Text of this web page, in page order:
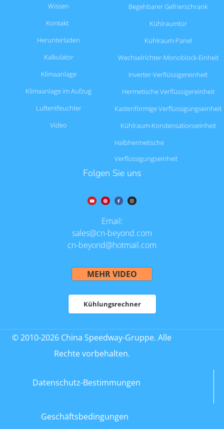
Wissen
Kontakt
Herunterladen
Kalkulator
Klimaanlage
Klimaanlage im Aufzug
Luftentfeuchter
Video
Begehbarer Gefrierschrank
Kühlraumtür
Kühlraum-Panel
Wechselrichter-Monoblock-Einheit
Inverter-Verflüssigereinheit
Hermetische Verflüssigereinheit
Kastenförmige Verflüssigungseinheit
Kühlraum-Kondensationseinheit
Halbhermetische
Verflüssigungseinheit
Folgen Sie uns
Email:
sales@cn-beyond.com
cn-beyond@hotmail.com
MEHR VIDEO
Kühlungsrechner
© 2010-2026 China Speedway-Gruppe. Alle
Rechte vorbehalten.
Datenschutz-Bestimmungen
Geschäftsbedingungen